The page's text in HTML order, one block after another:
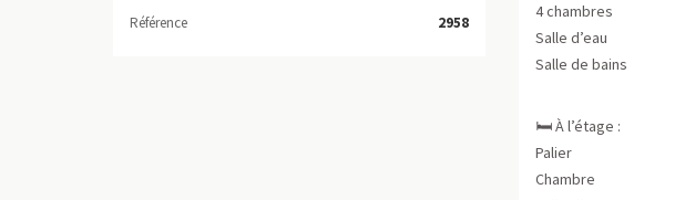
Référence
2958
4 chambres
Salle d’eau
Salle de bains
🛏️ À l’étage :
Palier
Chambre